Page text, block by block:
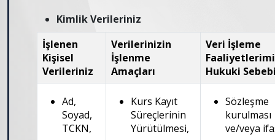
Kimlik Verileriniz
İşlenen
Kişisel
Verileriniz
Verilerinizin
İşlenme
Amaçları
Veri İşleme
Hukuki
Ad,
Soyad,
TCKN,
Kurs Kayıt
Süreçlerinin
Yürütülmesi,
Sözleşme
kurulması
ve/veya